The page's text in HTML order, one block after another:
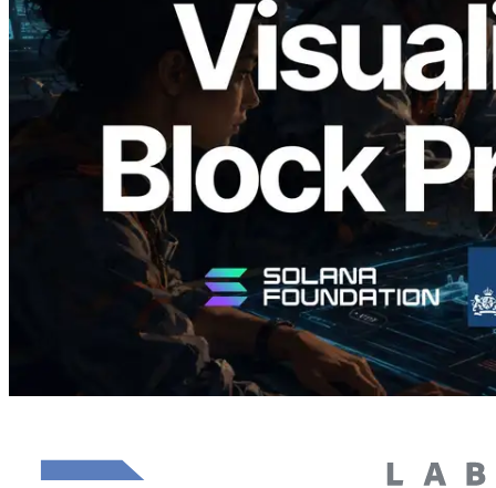
Validators Solutions lance le Solana Block
Analyzer — Visualisation du temps de
production de bloc par slot et des
validateurs assignés